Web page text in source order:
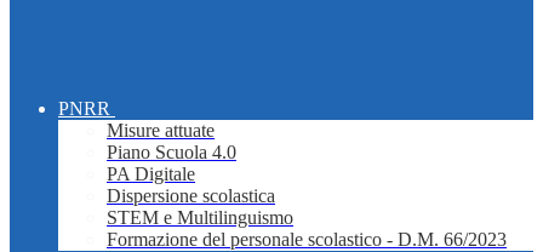
PNRR
Misure attuate
Piano Scuola 4.0
PA Digitale
Dispersione scolastica
STEM e Multilinguismo
Formazione del personale scolastico - D.M. 66/2023